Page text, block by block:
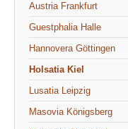
Austria Frankfurt
Guestphalia Halle
Hannovera Göttingen
Holsatia Kiel
Lusatia Leipzig
Masovia Königsberg